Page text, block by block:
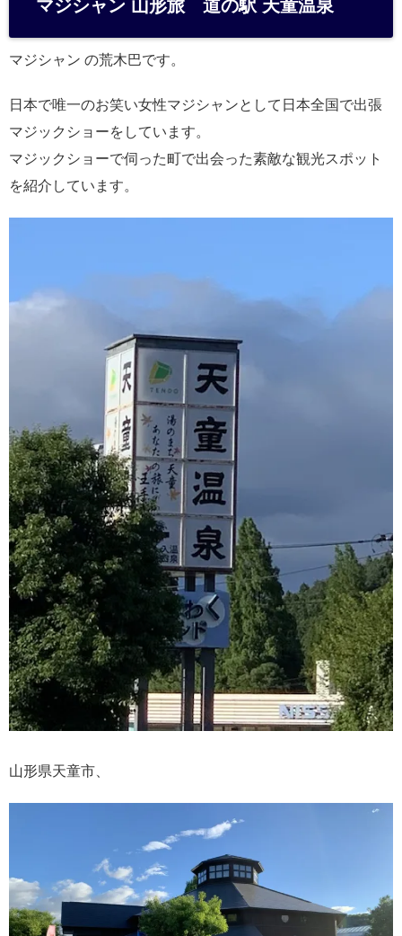
a
マジシャン 山形旅 道の駅 天童温泉
マジシャン の荒木巴です。
日本で唯一のお笑い女性マジシャンとして日本全国で出張
マジックショーをしています。
マジックショーで伺った町で出会った素敵な観光スポット
を紹介しています。
山形県天童市、